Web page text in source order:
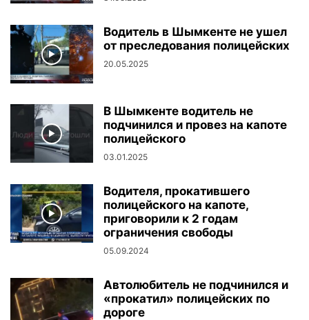
Водитель в Шымкенте не ушел
от преследования полицейских
20.05.2025
В Шымкенте водитель не
подчинился и провез на капоте
полицейского
03.01.2025
Водителя, прокатившего
полицейского на капоте,
приговорили к 2 годам
ограничения свободы
05.09.2024
Автолюбитель не подчинился и
«прокатил» полицейских по
дороге